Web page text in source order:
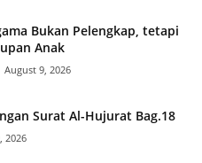
Bukan Pelengkap, tetapi
Anak
August 9, 2026
Surat Al-Hujurat Bag.18
2026